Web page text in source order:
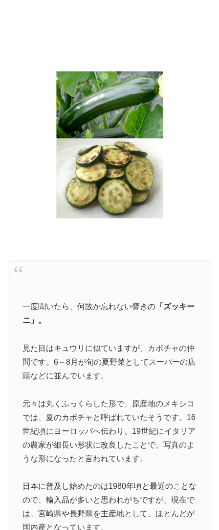
一度聞いたら、何故か忘れない響きの「ズッキー
ニ」。
見た目はキュウリに似ていますが、カボチャの仲
間です。6～8月が旬の夏野菜としてスーパーの店
頭などに並んでいます。
元々は丸くふっくらした形で、原産地のメキシコ
では、夏のカボチャと呼ばれていたそうです。16
世紀頃にヨーロッパへ伝わり、19世紀にイタリア
の農家が細長い形状に改良したことで、写真のよ
うな形になったと言われています。
日本に普及し始めたのは1980年頃と最近のことな
ので、輸入品が多いと思われがちですが、現在で
は、宮崎県や長野県を主産地として、ほとんどが
国内産となっています。